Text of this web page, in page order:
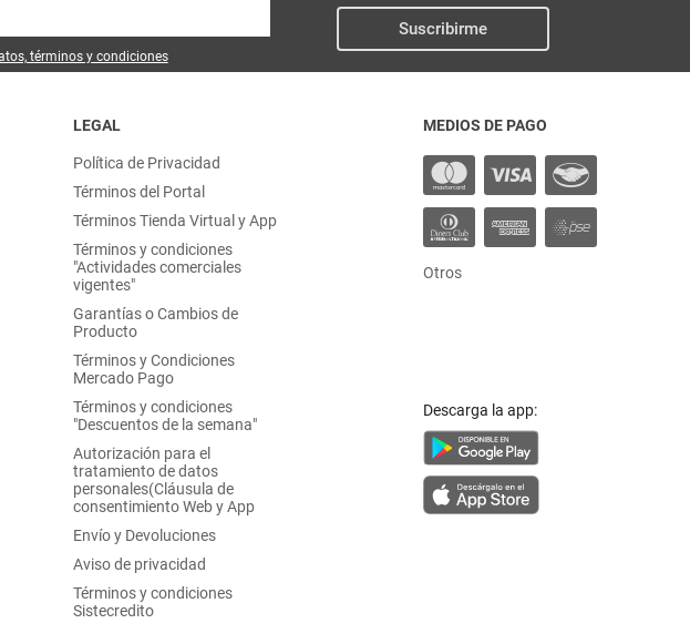
términos y condiciones
Suscribirme
LEGAL
Política de Privacidad
Términos del Portal
Términos Tienda Virtual y App
Términos y condiciones
"Actividades comerciales
vigentes"
Garantías o Cambios de
Producto
Términos y Condiciones
Mercado Pago
Términos y condiciones
"Descuentos de la semana"
Autorización para el
tratamiento de datos
personales(Cláusula de
consentimiento Web y App
Envío y Devoluciones
Aviso de privacidad
Términos y condiciones
Sistecredito
MEDIOS DE PAGO
Otros
Descarga la app: